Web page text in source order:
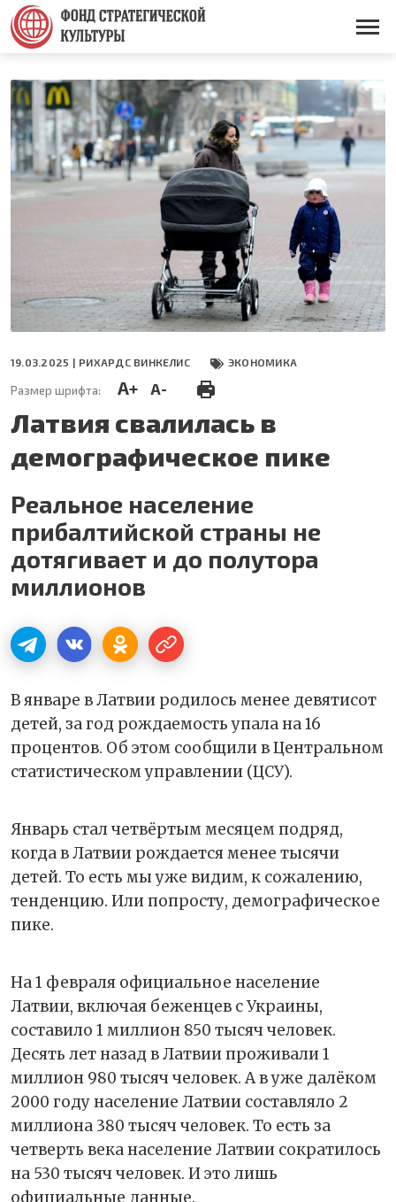
Перейти
основному
содержанию
Основная
19.03.2025 | РИХАРДС ВИНКЕЛИС ЭКОНОМИКА
Размер шрифта: A+ A-
Латвия свалилась в
демографическое пике
Реальное население
прибалтийской страны не
дотягивает и до полутора
миллионов
В январе в Латвии родилось менее девятисот
детей, за год рождаемость упала на 16
процентов. Об этом сообщили в Центральном
статистическом управлении (ЦСУ).
Январь стал четвёртым месяцем подряд,
когда в Латвии рождается менее тысячи
детей. То есть мы уже видим, к сожалению,
тенденцию. Или попросту, демографическое
пике.
На 1 февраля официальное население
Латвии, включая беженцев с Украины,
составило 1 миллион 850 тысяч человек.
Десять лет назад в Латвии проживали 1
миллион 980 тысяч человек. А в уже далёком
2000 году население Латвии составляло 2
миллиона 380 тысяч человек. То есть за
четверть века население Латвии сократилось
на 530 тысяч человек. И это лишь
официальные данные.